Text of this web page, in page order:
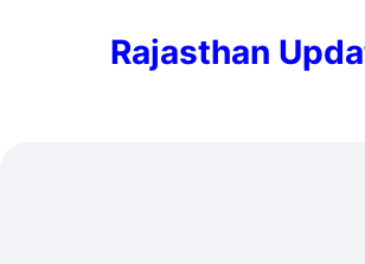
Rajasthan